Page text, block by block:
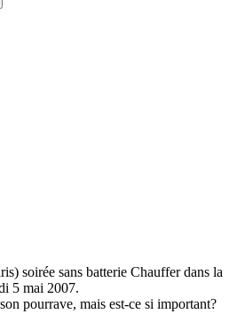
soirée sans batterie Chauffer dans la
5 mai 2007.
pourrave, mais est-ce si important?